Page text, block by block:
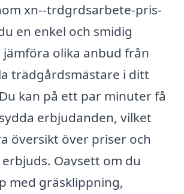
xn--trdgrdsarbete-pris-
en enkel och smidig
olika anbud från
trädgårdsmästare i ditt
kan på ett par minuter få
erbjudanden, vilket
översikt över priser och
Oavsett om du
med gräsklippning,